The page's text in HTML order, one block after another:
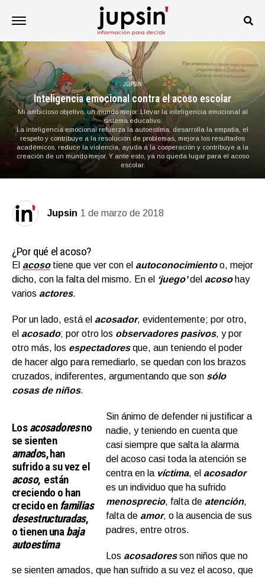
JUPSIN
Inteligencia emocional contra el acoso escolar
Mi ambicioso objetivo, un mundo mejor. Llevar la inteligencia emocional al
sistema educativo.
La inteligencia emocional refuerza la autoestima, desarrolla la empatía, el
respeto y contribuye a la resolución de problemas, mejora los resultados
académicos, reduce la violencia, ayuda a la cooperación y contribuye a la
creación de un mundo mejor. Y ante esto, ya no queda lugar para el acoso
escolar.
Jupsin 1 de marzo de 2018
¿Por qué el acoso?
El acosotiene que ver con el autoconocimientoo, mejor
dicho, con la falta del mismo. En el ‘juego’del acosohay
varios actores.
Por un lado, está el acosador, evidentemente; por otro,
el acosado; por otro los observadores pasivos, y por
otro más, los espectadoresque, aun teniendo el poder
de hacer algo para remediarlo, se quedan con los brazos
cruzados, indiferentes, argumentando que son sólo
cosas de niños.
Losacosadoresno
se sienten
amados, han
sufrido a su vez el
acoso, están
creciendo o han
crecido en familias
desestructuradas,
o tienen una baja
autoestima
Sin ánimo de defender ni justificar a
nadie, y teniendo en cuenta que
casi siempre que salta la alarma
del acoso casi toda la atención se
centra en la víctima, el acosador
es un individuo que ha sufrido
menosprecio, falta de atención,
falta de amor, o la ausencia de sus
padres, entre otros.
Los acosadoresson niños que no
se sienten amados, que han sufrido a su vez el acoso, que